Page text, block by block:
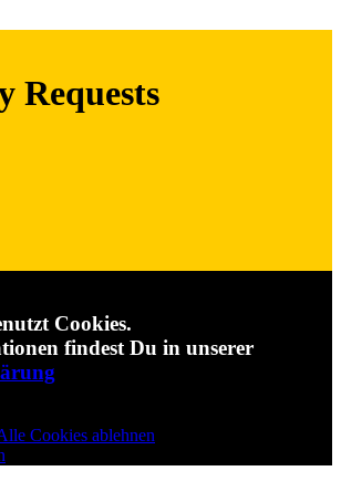
Cookies.
findest Du in unserer
Cookies ablehnen